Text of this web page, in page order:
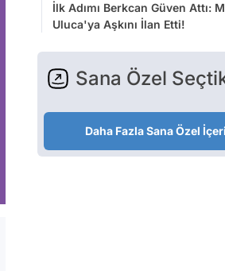
İlk Adımı Berkcan Güven Attı:
Uluca'ya Aşkını İlan Etti!
Sana Özel
Daha Fazla Sana Özel